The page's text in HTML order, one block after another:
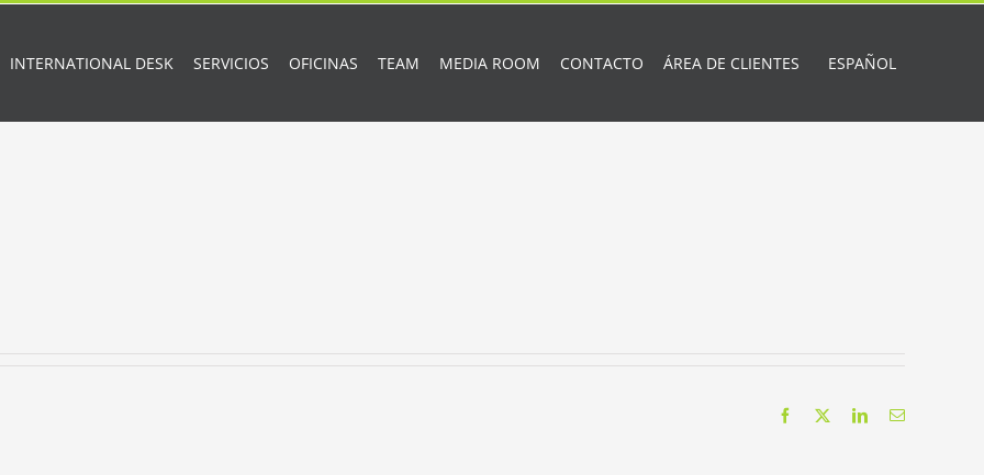
INTERNATIONAL DESK SERVICIOS OFICINAS TEAM MEDIA ROOM CONTACTO ÁREA DE CLIENTES ESPAÑOL
Facebook LinkedInCorreo